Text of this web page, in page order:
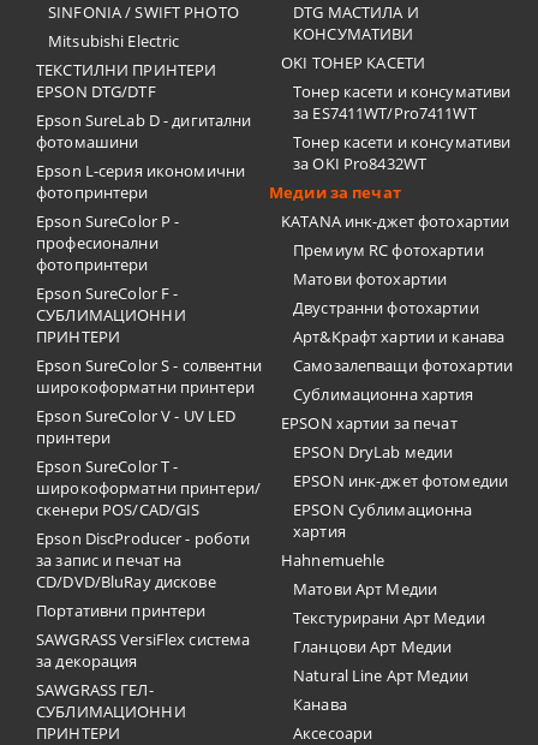
SINFONIA / SWIFT PHOTO
Mitsubishi Electric
ТЕКСТИЛНИ ПРИНТЕРИ
EPSON DTG/DTF
Epson SureLab D - дигитални
фотомашини
Epson L-серия икономични
фотопринтери
Epson SureColor P -
професионални
фотопринтери
Epson SureColor F -
СУБЛИМАЦИОННИ
ПРИНТЕРИ
Epson SureColor S - солвентни
широкоформатни принтери
Epson SureColor V - UV LED
принтери
Epson SureColor T -
широкоформатни принтери/
скенери POS/CAD/GIS
Epson DiscProducer - роботи
за запис и печат на
CD/DVD/BluRay дискове
Портативни принтери
SAWGRASS VersiFlex система
за декорация
SAWGRASS ГЕЛ-
СУБЛИМАЦИОННИ
ПРИНТЕРИ
DTG МАСТИЛА И
КОНСУМАТИВИ
OKI ТОНЕР КАСЕТИ
Тонер касети и консумативи
за ES7411WT/Pro7411WT
Тонер касети и консумативи
за OKI Pro8432WT
Медии за печат
KATANA инк-джет фотохартии
Премиум RC фотохартии
Матови фотохартии
Двустранни фотохартии
Арт&Крафт хартии и канава
Самозалепващи фотохартии
Сублимационна хартия
EPSON хартии за печат
EPSON DryLab медии
EPSON инк-джет фотомедии
EPSON Сублимационна
хартия
Hahnemuehle
Матови Арт Медии
Текстурирани Арт Медии
Гланцови Арт Медии
Natural Line Арт Медии
Канава
Аксесоари